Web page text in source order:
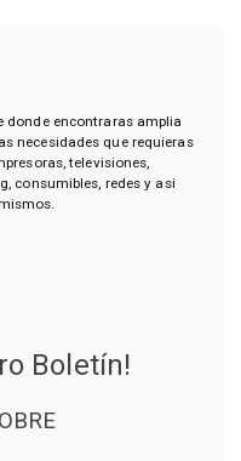
donde encontraras amplia
necesidades que requieras
televisiones,
consumibles, redes y asi
Boletín!